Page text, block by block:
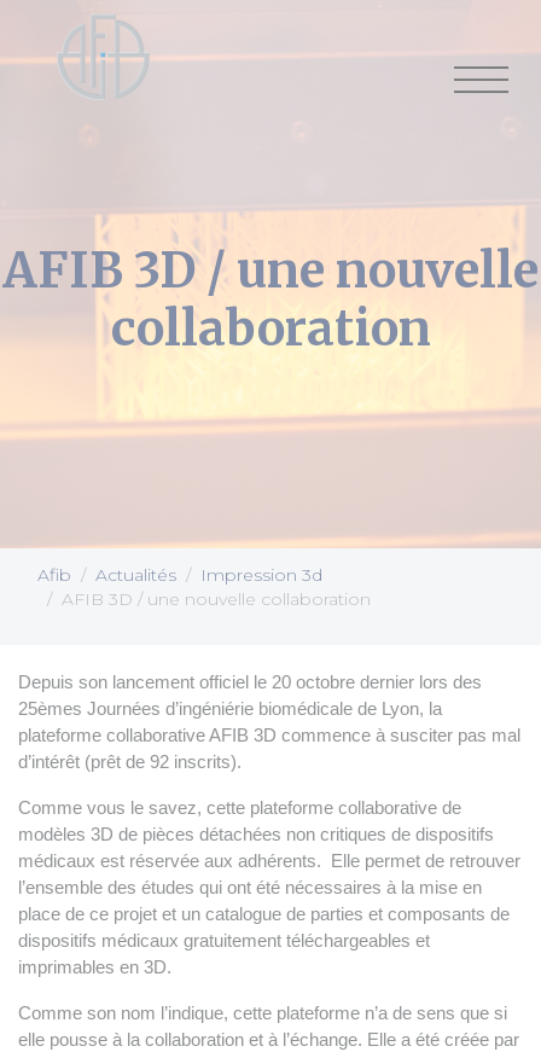
AFIB 3D / une nouvelle
collaboration
Afib Actualités
Impression 3d
AFIB 3D / une nouvelle collaboration
Depuis son lancement officiel le 20 octobre dernier lors des
25èmes Journées d’ingéniérie biomédicale de Lyon, la
plateforme collaborative AFIB 3D commence à susciter pas mal
d’intérêt (prêt de 92 inscrits).
Comme vous le savez, cette plateforme collaborative de
modèles 3D de pièces détachées non critiques de dispositifs
médicaux est réservée aux adhérents. Elle permet de retrouver
l’ensemble des études qui ont été nécessaires à la mise en
place de ce projet et un catalogue de parties et composants de
dispositifs médicaux gratuitement téléchargeables et
imprimables en 3D.
Comme son nom l’indique, cette plateforme n’a de sens que si
elle pousse à la collaboration et à l’échange. Elle a été créée par
Cookies management panel